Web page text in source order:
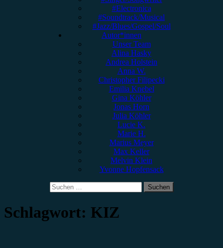
#Electronica
#Soundtrack/Musical
#Jazz/Blues/Gospel/Soul
Autor*innen
Unser Team
Alina Hasky
Andrea Holstein
Anna W.
Christopher Filipecki
Emilia Knebel
Gina Köhler
Jonas Horn
Julia Köhler
Lucie K.
Marie H.
Marius Meyer
Max Keller
Melvin Klein
Yvonne Hopfensack
Suchen
nach:
Schlagwort: KIZ